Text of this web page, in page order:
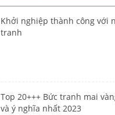
Khởi nghiệp thành công với
tranh
Top 20+++ Bức tranh mai
và ý nghĩa nhất 2023